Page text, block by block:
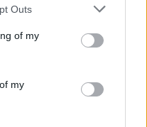
Outs
of my
my
Καρούλιας: Τζίρος 98,7
low & non alcohol